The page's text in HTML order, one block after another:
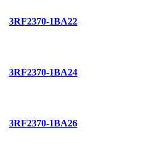
3RF2370-1BA22
3RF2370-1BA24
3RF2370-1BA26